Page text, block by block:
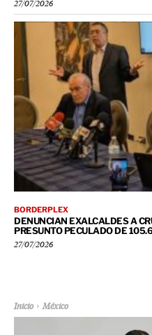
27/07/2026
BORDERPLEX
DENUNCIAN EXALCALDES A
PRESUNTO PECULADO DE
27/07/2026